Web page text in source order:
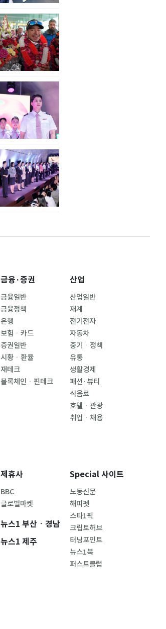
금융·증권
금융일반
금융정책
은행
보험ㆍ카드
증권일반
시황ㆍ환율
재테크
블록체인ㆍ핀테크
산업
산업일반
재계
전기전자
자동차
중기ㆍ정책
유통
생활경제
패션·뷰티
식음료
호텔ㆍ관광
취업ㆍ채용
제휴사
BBC
글로벌마켓
뉴스1 부산ㆍ경남
뉴스1 제주
Special 사이트
노동신문
해피펫
스타1픽
크립토허브
터닝포인트
뉴스1북
퍼스트클럽